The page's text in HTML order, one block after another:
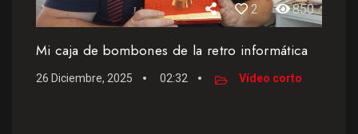
2 850
Mi caja de bombones de la retro informática
26 Diciembre, 2025 02:32 Vídeo corto